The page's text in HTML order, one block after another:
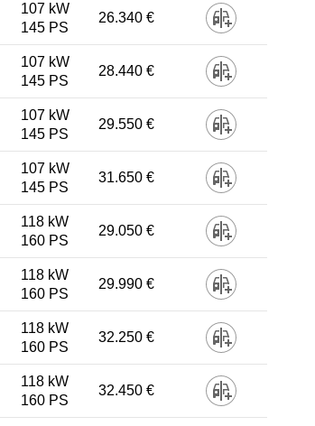
107 kW
145 PS
26.340 €
107 kW
145 PS
28.440 €
107 kW
145 PS
29.550 €
107 kW
145 PS
31.650 €
118 kW
160 PS
29.050 €
118 kW
160 PS
29.990 €
118 kW
160 PS
32.250 €
118 kW
160 PS
32.450 €